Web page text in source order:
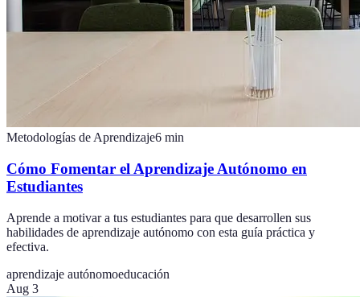
Metodologías de Aprendizaje6 min
Cómo Fomentar el Aprendizaje Autónomo en
Estudiantes
Aprende a motivar a tus estudiantes para que desarrollen sus
habilidades de aprendizaje autónomo con esta guía práctica y
efectiva.
aprendizaje autónomoeducación
Aug 3